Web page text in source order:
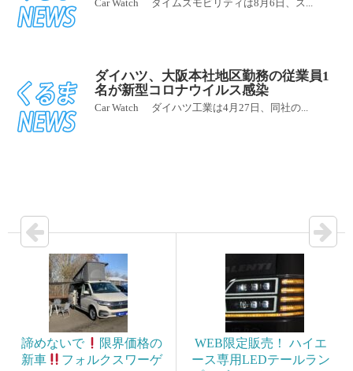
Car Watch タイムズモビリティは8月6日、ス...
ダイハツ、大阪本社地区勤務の従業員1
名が新型コロナウイルス感染
Car Watch ダイハツ工業は4月27日、同社の...
諦めないで
限界価格の
新車
フォルクスワーゲ
WEB限定販売！ ハイエ
ース専用LEDテールラン